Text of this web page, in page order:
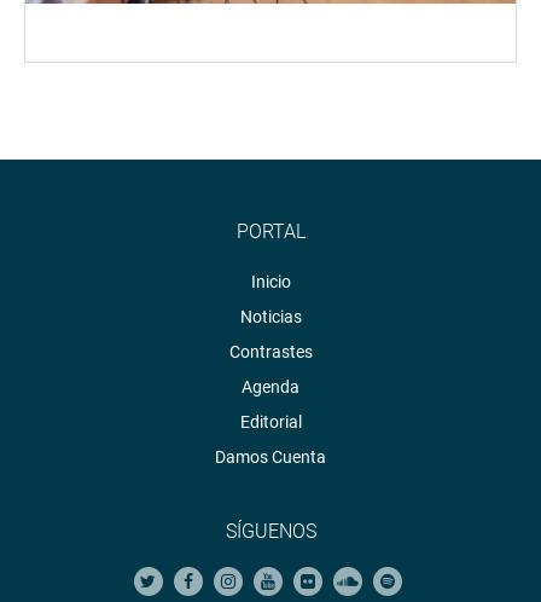
PORTAL
Inicio
Noticias
Contrastes
Agenda
Editorial
Damos Cuenta
SÍGUENOS